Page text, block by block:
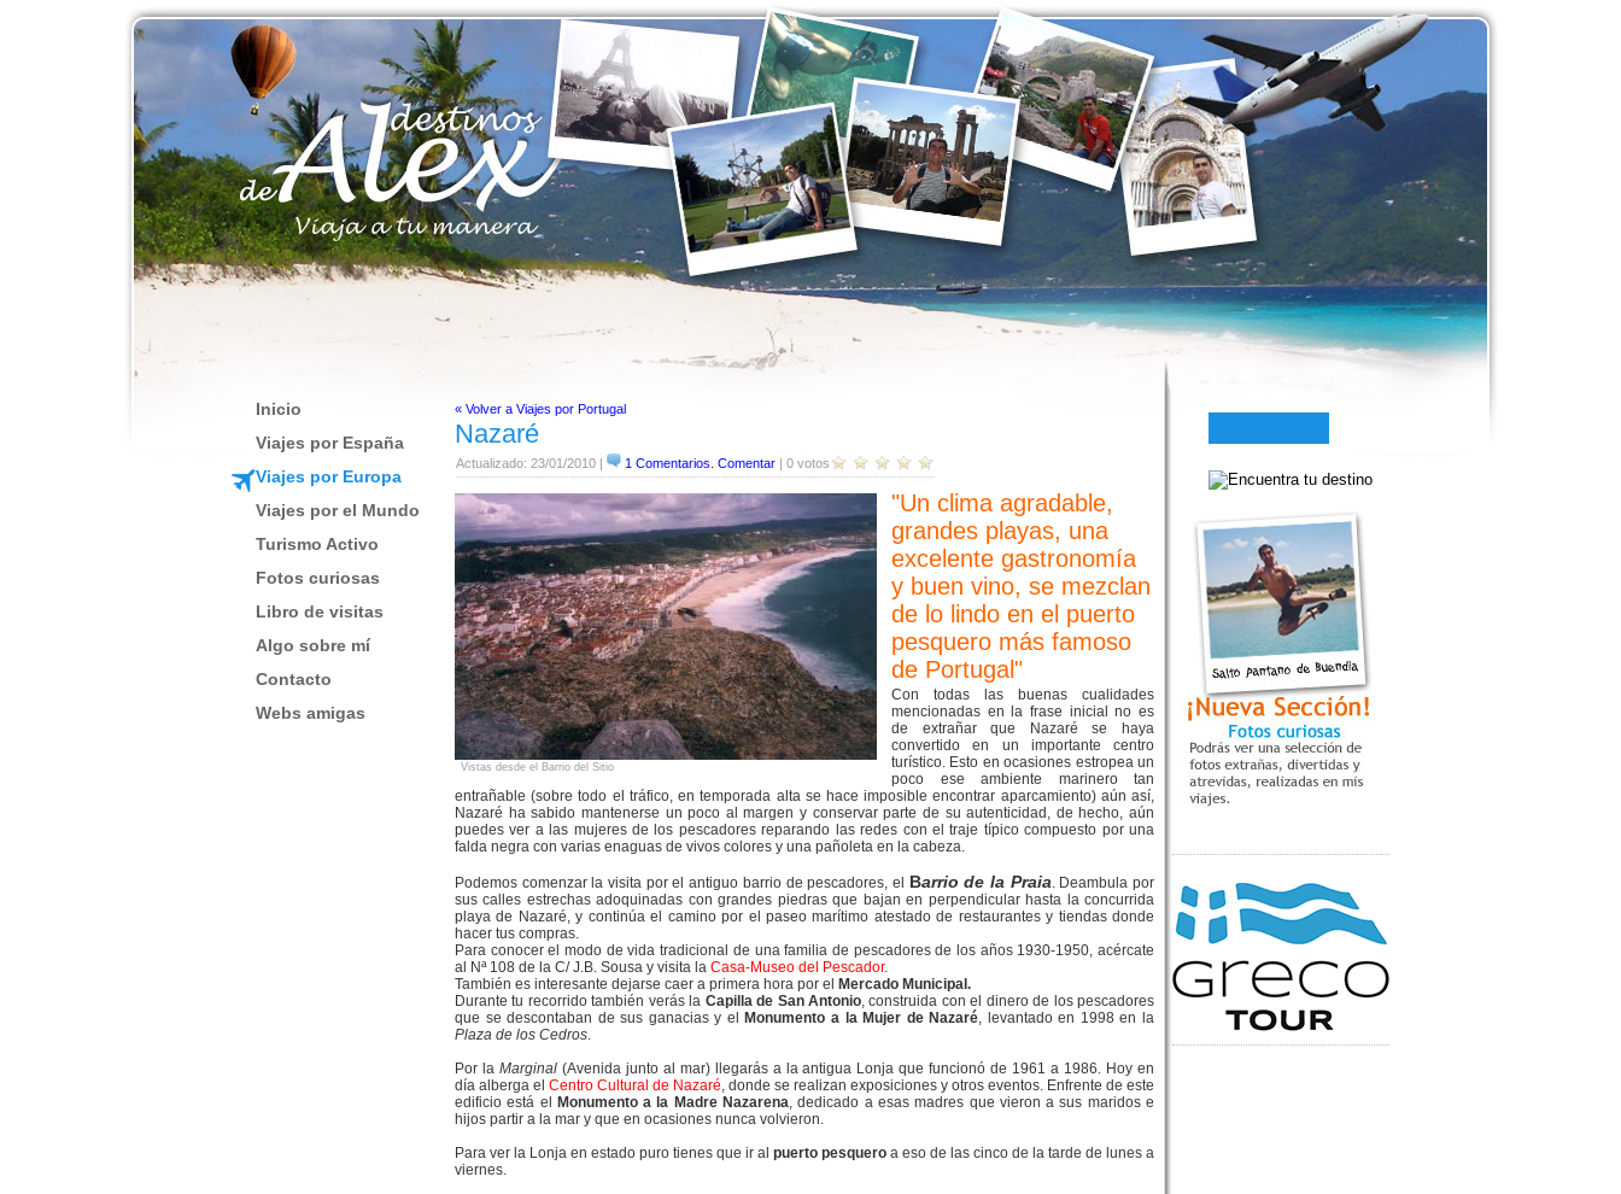
Inicio
Viajes por España
Viajes por Europa
Viajes por el Mundo
Turismo Activo
Fotos curiosas
Libro de visitas
Algo sobre mí
Contacto
Webs amigas
« Volver a Viajes por Portugal
Nazaré
Actualizado: 23/01/2010 | 1 Comentarios. Comentar | 0 votos
Vistas desde el Barrio del Sitio
"Un clima agradable,
grandes playas, una
excelente gastronomía
y buen vino, se mezclan
de lo lindo en el puerto
pesquero más famoso
de Portugal"
Con todas las buenas cualidades
mencionadas en la frase inicial no es
de extrañar que Nazaré se haya
convertido en un importante centro
turístico. Esto en ocasiones estropea un
poco ese ambiente marinero tan
entrañable (sobre todo el tráfico, en temporada alta se hace imposible encontrar aparcamiento) aún así,
Nazaré ha sabido mantenerse un poco al margen y conservar parte de su autenticidad, de hecho, aún
puedes ver a las mujeres de los pescadores reparando las redes con el traje típico compuesto por una
falda negra con varias enaguas de vivos colores y una pañoleta en la cabeza.
Podemos comenzar la visita por el antiguo barrio de pescadores, el Barrio de la Praia. Deambula por
sus calles estrechas adoquinadas con grandes piedras que bajan en perpendicular hasta la concurrida
playa de Nazaré, y continúa el camino por el paseo marítimo atestado de restaurantes y tiendas donde
hacer tus compras.
Para conocer el modo de vida tradicional de una familia de pescadores de los años 1930-1950, acércate
al Nª 108 de la C/ J.B. Sousa y visita la Casa-Museo del Pescador.
También es interesante dejarse caer a primera hora por el
Mercado Municipal.
Durante tu recorrido también verás la Capilla de San Antonio, construida con el dinero de los pescadores
que se descontaban de sus ganacias y el
Monumento a la Mujer de Nazaré, levantado en 1998 en la
Plaza de los Cedros.
Por la Marginal (Avenida junto al mar) llegarás a la antigua Lonja que funcionó de 1961 a 1986. Hoy en
día alberga el Centro Cultural de Nazaré, donde se realizan exposiciones y otros eventos. Enfrente de este
edificio está el
Monumento a la Madre Nazarena, dedicado a esas madres que vieron a sus maridos e
hijos partir a la mar y que en ocasiones nunca volvieron.
Para ver la Lonja en estado puro tienes que ir al puerto pesquero a eso de las cinco de la tarde de lunes a
viernes.